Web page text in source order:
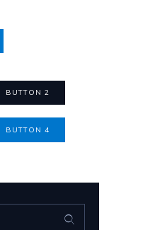
BUTTON 2
BUTTON 4